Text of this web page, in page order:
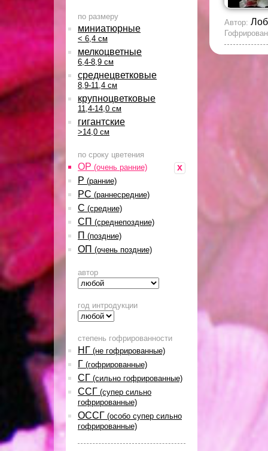
по размеру
миниатюрные
< 6,4 см
мелкоцветные
6,4-8,9 см
среднецветковые
8,9-11,4 см
крупноцветковые
11,4-14,0 см
гигантские
>14,0 см
по сроку цветения
x
ОР (очень ранние)
Р (ранние)
РС (раннесредние)
С (средние)
СП (среднепоздние)
П (поздние)
ОП (очень поздние)
автор
год интродукции
степень гофрированности
НГ (не гофрированные)
Г (гофрированные)
СГ (сильно гофрированные)
ССГ (супер сильно
гофрированные)
ОССГ (особо супер сильно
гофрированные)
Автор: